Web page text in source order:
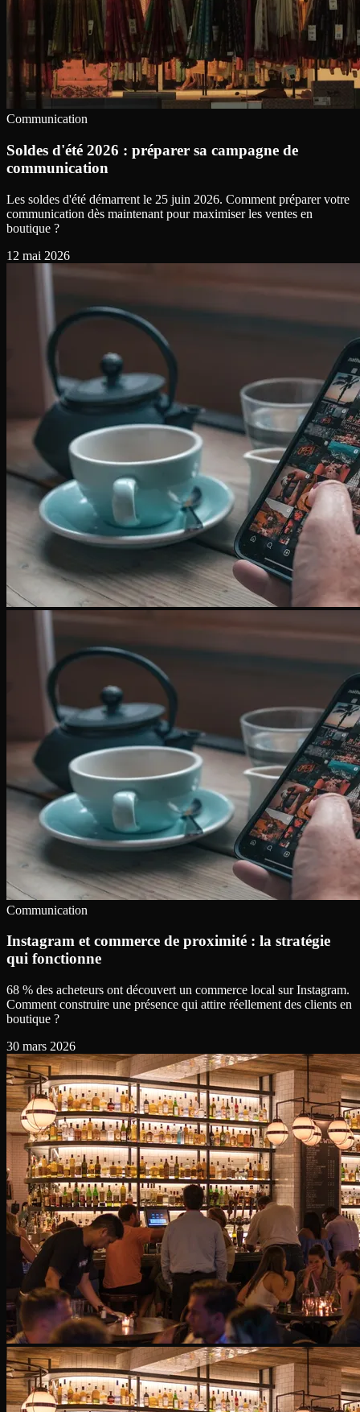
Communication
Soldes d'été 2026 : préparer sa campagne de
communication
Les soldes d'été démarrent le 25 juin 2026. Comment préparer votre
communication dès maintenant pour maximiser les ventes en
boutique ?
12 mai 2026
Communication
Instagram et commerce de proximité : la stratégie
qui fonctionne
68 % des acheteurs ont découvert un commerce local sur Instagram.
Comment construire une présence qui attire réellement des clients en
boutique ?
30 mars 2026